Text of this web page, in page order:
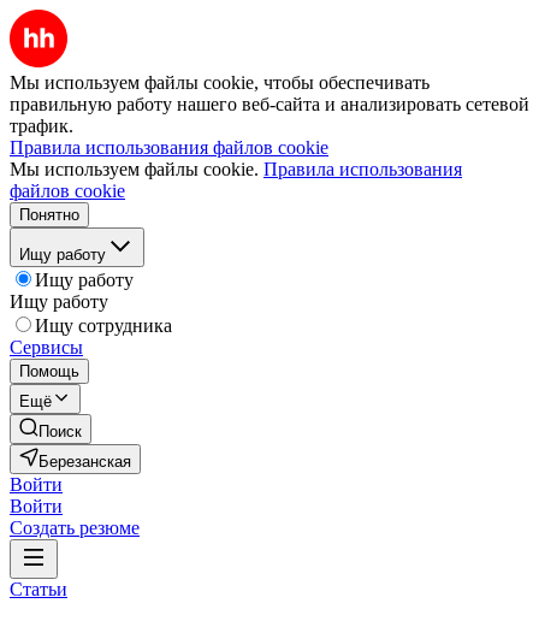
Мы используем файлы cookie, чтобы обеспечивать
правильную работу нашего веб-сайта и анализировать сетевой
трафик.
Правила использования файлов cookie
Мы используем файлы cookie. Правила использования
файлов cookie
Понятно
Ищу работу
Ищу работу
Ищу работу
Ищу сотрудника
Сервисы
Помощь
Ещё
Поиск
Березанская
Войти
Войти
Создать резюме
Статьи